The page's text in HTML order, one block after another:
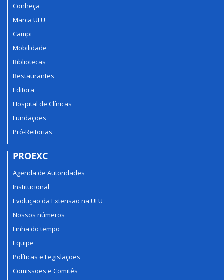
Conheça
Marca UFU
Campi
Mobilidade
Bibliotecas
Restaurantes
Editora
Hospital de Clínicas
Fundações
Pró-Reitorias
PROEXC
Agenda de Autoridades
Institucional
Evolução da Extensão na UFU
Nossos números
Linha do tempo
Equipe
Políticas e Legislações
Comissões e Comitês